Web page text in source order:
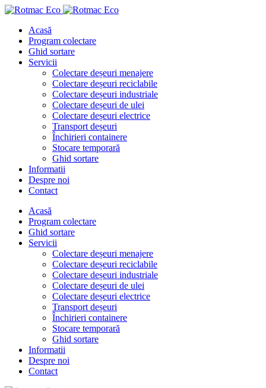
Acasă
Program colectare
Ghid sortare
Servicii
Colectare deșeuri menajere
Colectare deșeuri reciclabile
Colectare deșeuri industriale
Colectare deșeuri de ulei
Colectare deșeuri electrice
Transport deșeuri
Închirieri containere
Stocare temporară
Ghid sortare
Informatii
Despre noi
Contact
Acasă
Program colectare
Ghid sortare
Servicii
Colectare deșeuri menajere
Colectare deșeuri reciclabile
Colectare deșeuri industriale
Colectare deșeuri de ulei
Colectare deșeuri electrice
Transport deșeuri
Închirieri containere
Stocare temporară
Ghid sortare
Informatii
Despre noi
Contact